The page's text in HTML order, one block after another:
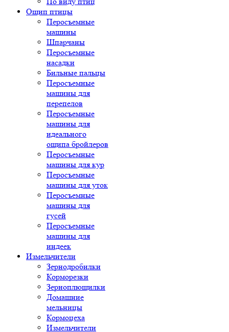
Ощип птицы
Перосъемные
машины
Шпарчаны
Перосъемные
насадки
Бильные пальцы
Перосъемные
машины для
перепелов
Перосъемные
машины для
идеального
ощипа бройлеров
Перосъемные
машины для кур
Перосъемные
машины для уток
Перосъемные
машины для
гусей
Перосъемные
машины для
индеек
Измельчители
Зернодробилки
Корморезки
Зерноплющилки
Домашние
мельницы
Кормоцеха
Измельчители